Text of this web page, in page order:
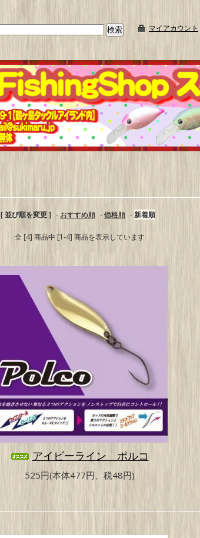
マイアカウント
[ 並び順を変更 ] - おすすめ順 -価格順 -新着順
全 [4] 商品中 [1-4] 商品を表示しています
アイビーライン ポルコ
525円(本体477円、税48円)